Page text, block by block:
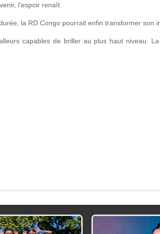
l’espoir renaît.
la RD Congo pourrait enfin transformer son
capables de briller au plus haut niveau.